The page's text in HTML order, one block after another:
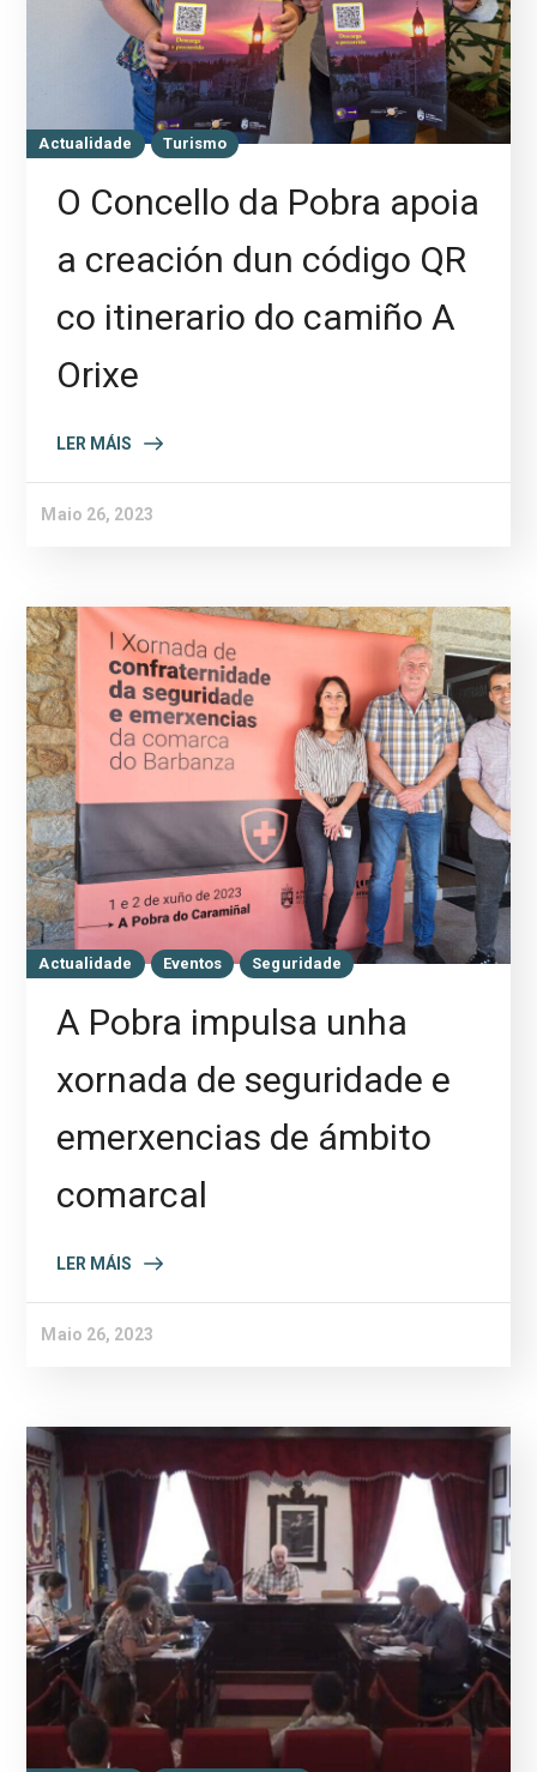
Actualidade Turismo
O Concello da Pobra apoia
a creación dun código QR
co itinerario do camiño A
Orixe
LER MÁIS
Maio 26, 2023
Actualidade Eventos Seguridade
A Pobra impulsa unha
xornada de seguridade e
emerxencias de ámbito
comarcal
LER MÁIS
Maio 26, 2023